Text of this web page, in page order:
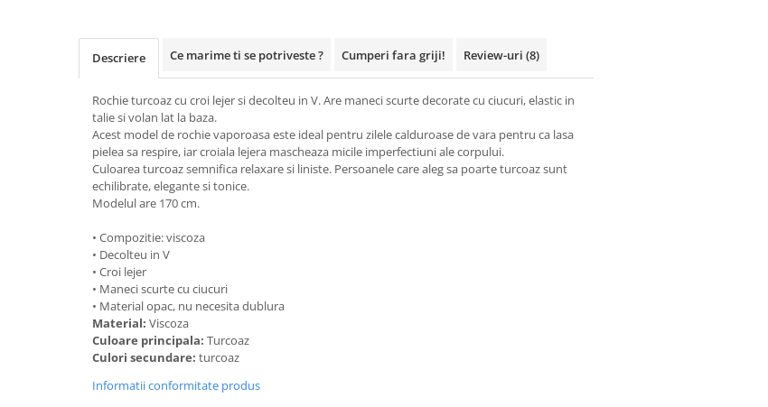
Descriere Ce marime ti se potriveste ? Cumperi fara griji! Review-uri (8)
Rochie turcoaz cu croi lejer si decolteu in V. Are maneci scurte decorate cu ciucuri, elastic in
talie si volan lat la baza.
Acest model de rochie vaporoasa este ideal pentru zilele calduroase de vara pentru ca lasa
pielea sa respire, iar croiala lejera mascheaza micile imperfectiuni ale corpului.
Culoarea turcoaz semnifica relaxare si liniste. Persoanele care aleg sa poarte turcoaz sunt
echilibrate, elegante si tonice.
Modelul are 170 cm.
• Compozitie: viscoza
• Decolteu in V
• Croi lejer
• Maneci scurte cu ciucuri
• Material opac, nu necesita dublura
Material: Viscoza
Culoare principala: Turcoaz
Culori secundare: turcoaz
Informatii conformitate produs